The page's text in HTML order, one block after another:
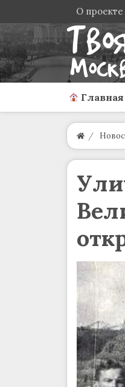
О проекте
Главная